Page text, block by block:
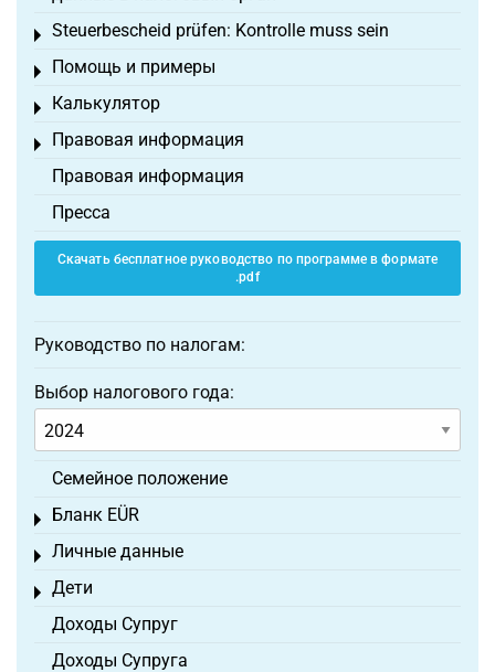
Steuerbescheid prüfen: Kontrolle muss sein
Toggle menu
Помощь и примеры
Toggle menu
Калькулятор
Toggle menu
Правовая информация
Toggle menu
Правовая информация
Пресса
Скачать бесплатное руководство по программе в формате
.pdf
Руководство по налогам:
Выбор налогового года:
Семейное положение
Бланк EÜR
Toggle menu
Личные данные
Toggle menu
Дети
Toggle menu
Доходы Супруг
Доходы Супруга